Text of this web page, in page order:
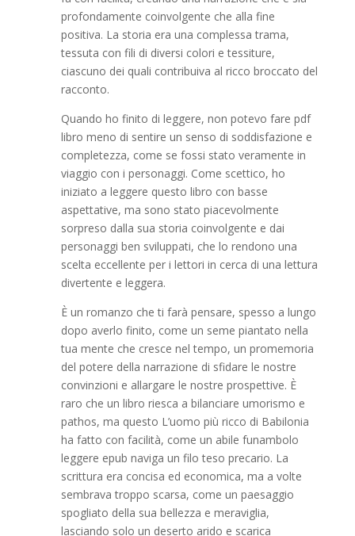
profondamente coinvolgente che alla fine
positiva. La storia era una complessa trama,
tessuta con fili di diversi colori e tessiture,
ciascuno dei quali contribuiva al ricco broccato del
racconto.
Quando ho finito di leggere, non potevo fare pdf
libro meno di sentire un senso di soddisfazione e
completezza, come se fossi stato veramente in
viaggio con i personaggi. Come scettico, ho
iniziato a leggere questo libro con basse
aspettative, ma sono stato piacevolmente
sorpreso dalla sua storia coinvolgente e dai
personaggi ben sviluppati, che lo rendono una
scelta eccellente per i lettori in cerca di una lettura
divertente e leggera.
È un romanzo che ti farà pensare, spesso a lungo
dopo averlo finito, come un seme piantato nella
tua mente che cresce nel tempo, un promemoria
del potere della narrazione di sfidare le nostre
convinzioni e allargare le nostre prospettive. È
raro che un libro riesca a bilanciare umorismo e
pathos, ma questo L’uomo più ricco di Babilonia
ha fatto con facilità, come un abile funambolo
leggere epub naviga un filo teso precario. La
scrittura era concisa ed economica, ma a volte
sembrava troppo scarsa, come un paesaggio
spogliato della sua bellezza e meraviglia,
lasciando solo un deserto arido e scarica